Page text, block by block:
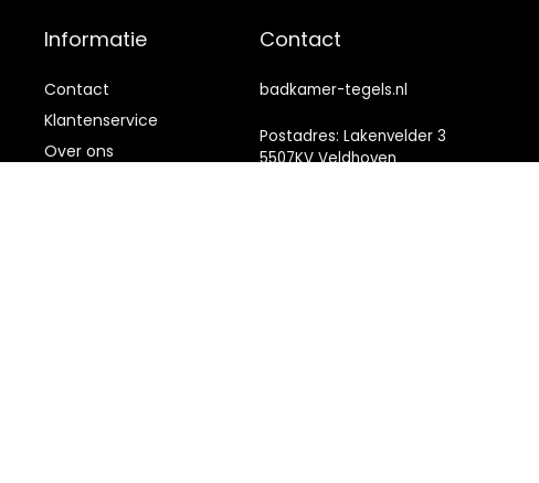
Informatie
Contact
Klantenservice
Over ons
Contact
badkamer-tegels.nl
Postadres: Lakenvelder 3
5507KV Veldhoven